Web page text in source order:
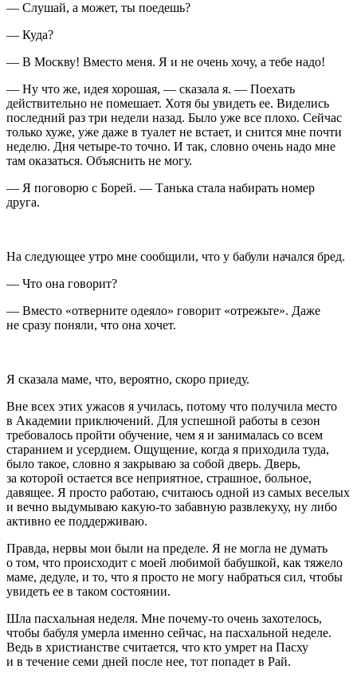
— Слушай, а может, ты поедешь?
— Куда?
— В Москву! Вместо меня. Я и не очень хочу, а тебе надо!
— Ну что же, идея хорошая, — сказала я. — Поехать
действительно не помешает. Хотя бы увидеть ее. Виделись
последний раз три недели назад. Было уже все плохо. Сейчас
только хуже, уже даже в туалет не встает, и снится мне почти
неделю. Дня четыре-то точно. И так, словно очень надо мне
там оказаться. Объяснить не могу.
— Я поговорю с Борей. — Танька стала набирать номер
друга.
На следующее утро мне сообщили, что у бабули начался бред.
— Что она говорит?
— Вместо «отверните одеяло» говорит «отрежьте». Даже
не сразу поняли, что она хочет.
Я сказала маме, что, вероятно, скоро приеду.
Вне всех этих ужасов я училась, потому что получила место
в Академии приключений. Для успешной работы в сезон
требовалось пройти обучение, чем я и занималась со всем
старанием и усердием. Ощущение, когда я приходила туда,
было такое, словно я закрываю за собой дверь. Дверь,
за которой остается все неприятное, страшное, больное,
давящее. Я просто работаю, считаюсь одной из самых веселых
и вечно выдумываю какую-то забавную развлекуху, ну либо
активно ее поддерживаю.
Правда, нервы мои были на пределе. Я не могла не думать
о том, что происходит с моей любимой бабушкой, как тяжело
маме, дедуле, и то, что я просто не могу набраться сил, чтобы
увидеть ее в таком состоянии.
Шла пасхальная неделя. Мне почему-то очень захотелось,
чтобы бабуля умерла именно сейчас, на пасхальной неделе.
Ведь в христианстве считается, что кто умрет на Пасху
и в течение семи дней после нее, тот попадет в Рай.